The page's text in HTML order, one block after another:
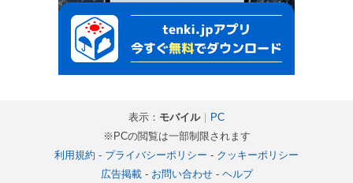
表示： モバイル｜ PC
※PCの閲覧は一部制限されます
利用規約 - プライバシーポリシー - クッキーポリシー
広告掲載- お問い合わせ- ヘルプ